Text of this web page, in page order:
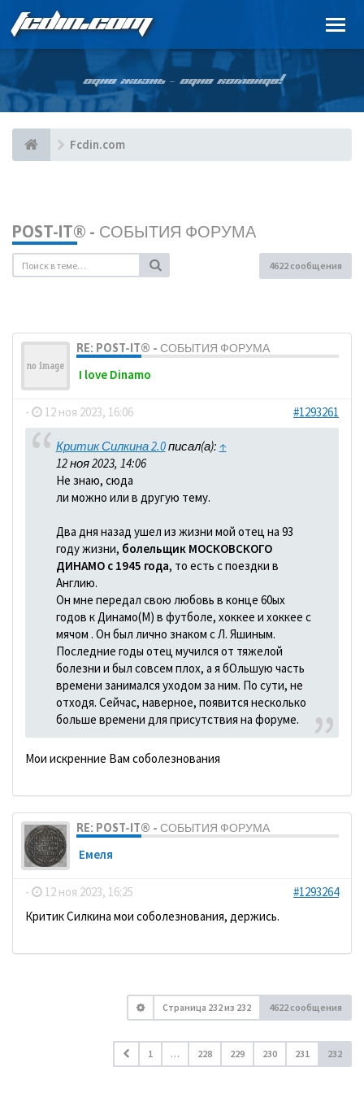
FCDIN.COM
ОДНА ЖИЗНЬ – ОДНА КОМАНДА!
Fcdin.com
POST-IT® - СОБЫТИЯ ФОРУМА
4622 сообщения
RE: POST-IT® - СОБЫТИЯ ФОРУМА
I love Dinamo
- 12 ноя 2023, 16:06 #1293261
Критик Силкина 2.0писал(а): ↑
12 ноя 2023, 14:06
Не знаю, сюда
ли можно или в другую тему.
Два дня назад ушел из жизни мой отец на 93
году жизни, болельщик МОСКОВСКОГО
ДИНАМО с 1945 года, то есть с поездки в
Англию.
Он мне передал свою любовь в конце 60ых
годов к Динамо(М) в футболе, хоккее и хоккее с
мячом . Он был лично знаком с Л. Яшиным.
Последние годы отец мучился от тяжелой
болезни и был совсем плох, а я бОльшую часть
времени занимался уходом за ним. По сути, не
отходя. Сейчас, наверное, появится несколько
больше времени для присутствия на форуме.
Мои искренние Вам соболезнования
RE: POST-IT® - СОБЫТИЯ ФОРУМА
Емеля
- 12 ноя 2023, 16:25
#1293264
Критик Силкина мои соболезнования, держись.
Страница 232из 232 4622 сообщения
1 … 228 229 230 231 232